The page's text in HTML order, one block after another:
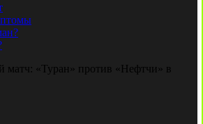
матч: «Туран» против «Нефтчи» в